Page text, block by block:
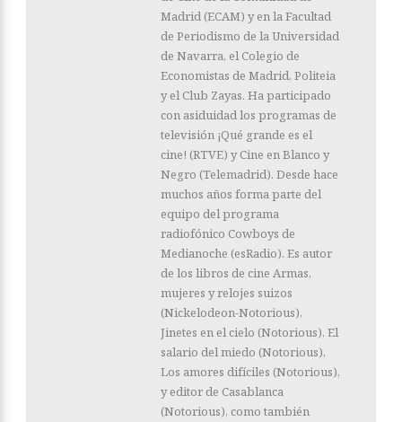
Madrid (ECAM) y en la Facultad
de Periodismo de la Universidad
de Navarra, el Colegio de
Economistas de Madrid, Politeia
y el Club Zayas. Ha participado
con asiduidad los programas de
televisión ¡Qué grande es el
cine! (RTVE) y Cine en Blanco y
Negro (Telemadrid). Desde hace
muchos años forma parte del
equipo del programa
radiofónico Cowboys de
Medianoche (esRadio). Es autor
de los libros de cine Armas,
mujeres y relojes suizos
(Nickelodeon-Notorious),
Jinetes en el cielo (Notorious), El
salario del miedo (Notorious),
Los amores difíciles (Notorious),
y editor de Casablanca
(Notorious), como también